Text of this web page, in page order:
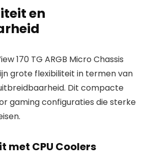
en
170 TG ARGB Micro Chassis
grote flexibiliteit in termen van
Dit compacte
gaming configuraties die sterke
CPU Coolers